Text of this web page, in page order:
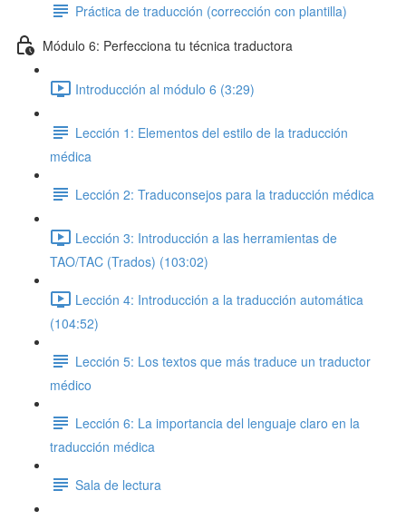
Práctica de traducción (corrección con plantilla)
Módulo 6: Perfecciona tu técnica traductora
Introducción al módulo 6 (3:29)
Lección 1: Elementos del estilo de la traducción
médica
Lección 2: Traduconsejos para la traducción médica
Lección 3: Introducción a las herramientas de
TAO/TAC (Trados) (103:02)
Lección 4: Introducción a la traducción automática
(104:52)
Lección 5: Los textos que más traduce un traductor
médico
Lección 6: La importancia del lenguaje claro en la
traducción médica
Sala de lectura